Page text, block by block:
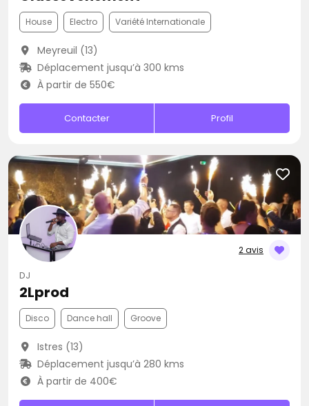
House Electro Variété Internationale
Meyreuil (13)
Déplacement jusqu’à 300 kms
À partir de 550€
Contacter Profil
2 avis
DJ
2Lprod
Disco Dance hall Groove
Istres (13)
Déplacement jusqu’à 280 kms
À partir de 400€